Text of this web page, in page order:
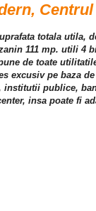
totala utila,
111 mp. utili
de toate
excusiv pe baza
publice,
insa poate fi